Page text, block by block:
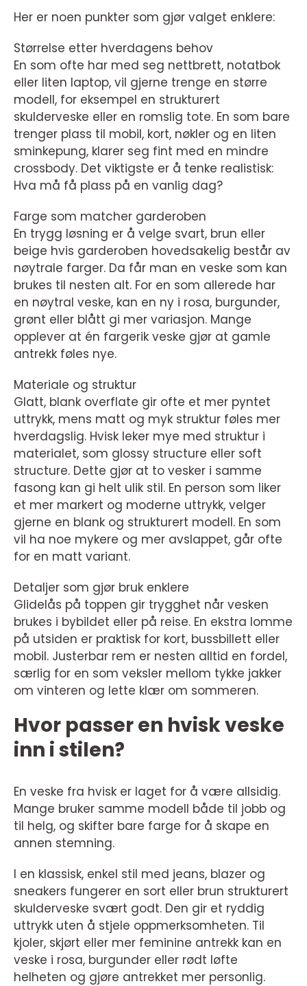
Her er noen punkter som gjør valget enklere:
Størrelse etter hverdagens behov
En som ofte har med seg nettbrett, notatbok
eller liten laptop, vil gjerne trenge en større
modell, for eksempel en strukturert
skulderveske eller en romslig tote. En som bare
trenger plass til mobil, kort, nøkler og en liten
sminkepung, klarer seg fint med en mindre
crossbody. Det viktigste er å tenke realistisk:
Hva må få plass på en vanlig dag?
Farge som matcher garderoben
En trygg løsning er å velge svart, brun eller
beige hvis garderoben hovedsakelig består av
nøytrale farger. Da får man en veske som kan
brukes til nesten alt. For en som allerede har
en nøytral veske, kan en ny i rosa, burgunder,
grønt eller blått gi mer variasjon. Mange
opplever at én fargerik veske gjør at gamle
antrekk føles nye.
Materiale og struktur
Glatt, blank overflate gir ofte et mer pyntet
uttrykk, mens matt og myk struktur føles mer
hverdagslig. Hvisk leker mye med struktur i
materialet, som glossy structure eller soft
structure. Dette gjør at to vesker i samme
fasong kan gi helt ulik stil. En person som liker
et mer markert og moderne uttrykk, velger
gjerne en blank og strukturert modell. En som
vil ha noe mykere og mer avslappet, går ofte
for en matt variant.
Detaljer som gjør bruk enklere
Glidelås på toppen gir trygghet når vesken
brukes i bybildet eller på reise. En ekstra lomme
på utsiden er praktisk for kort, bussbillett eller
mobil. Justerbar rem er nesten alltid en fordel,
særlig for en som veksler mellom tykke jakker
om vinteren og lette klær om sommeren.
Hvor passer en hvisk veske
inn i stilen?
En veske fra hvisk er laget for å være allsidig.
Mange bruker samme modell både til jobb og
til helg, og skifter bare farge for å skape en
annen stemning.
I en klassisk, enkel stil med jeans, blazer og
sneakers fungerer en sort eller brun strukturert
skulderveske svært godt. Den gir et ryddig
uttrykk uten å stjele oppmerksomheten. Til
kjoler, skjørt eller mer feminine antrekk kan en
veske i rosa, burgunder eller rødt løfte
helheten og gjøre antrekket mer personlig.